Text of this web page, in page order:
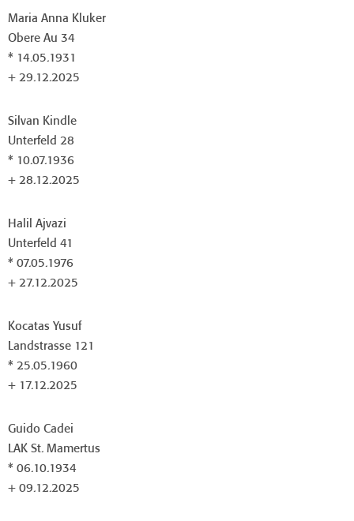
Maria Anna Kluker
Obere Au 34
* 14.05.1931
+ 29.12.2025
Silvan Kindle
Unterfeld 28
* 10.07.1936
+ 28.12.2025
Halil Ajvazi
Unterfeld 41
* 07.05.1976
+ 27.12.2025
Kocatas Yusuf
Landstrasse 121
* 25.05.1960
+ 17.12.2025
Guido Cadei
LAK St. Mamertus
* 06.10.1934
+ 09.12.2025